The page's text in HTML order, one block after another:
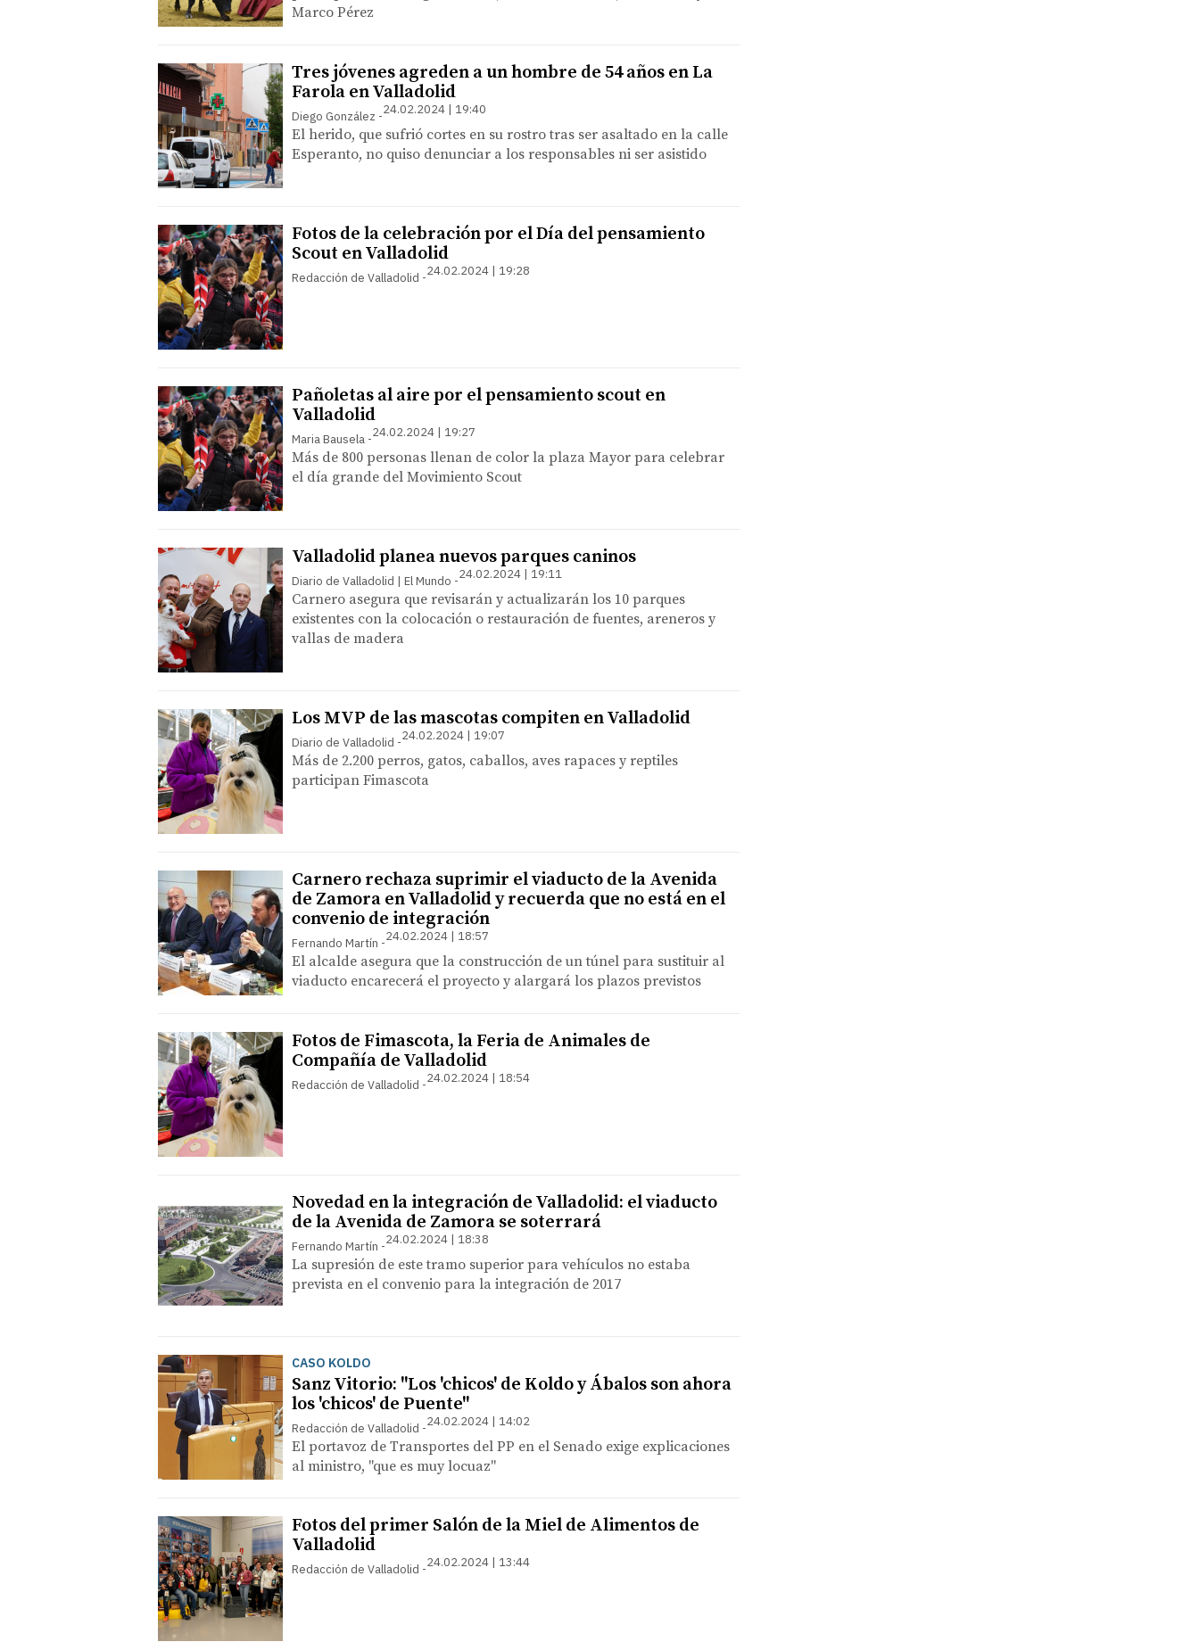
Marco Pérez
Tres jóvenes agreden a un hombre de 54 años en La
Farola en Valladolid
Diego González 24.02.2024 | 19:40
El herido, que sufrió cortes en su rostro tras ser asaltado en la calle
Esperanto, no quiso denunciar a los responsables ni ser asistido
Fotos de la celebración por el Día del pensamiento
Scout en Valladolid
Redacción de Valladolid 24.02.2024 | 19:28
Pañoletas al aire por el pensamiento scout en
Valladolid
Maria Bausela 24.02.2024 | 19:27
Más de 800 personas llenan de color la plaza Mayor para celebrar
el día grande del Movimiento Scout
Valladolid planea nuevos parques caninos
Diario de Valladolid | El Mundo 24.02.2024 | 19:11
Carnero asegura que revisarán y actualizarán los 10 parques
existentes con la colocación o restauración de fuentes, areneros y
vallas de madera
Los MVP de las mascotas compiten en Valladolid
Diario de Valladolid 24.02.2024 | 19:07
Más de 2.200 perros, gatos, caballos, aves rapaces y reptiles
participan Fimascota
Carnero rechaza suprimir el viaducto de la Avenida
de Zamora en Valladolid y recuerda que no está en el
convenio de integración
Fernando Martín 24.02.2024 | 18:57
El alcalde asegura que la construcción de un túnel para sustituir al
viaducto encarecerá el proyecto y alargará los plazos previstos
Fotos de Fimascota, la Feria de Animales de
Compañía de Valladolid
Redacción de Valladolid 24.02.2024 | 18:54
Novedad en la integración de Valladolid: el viaducto
de la Avenida de Zamora se soterrará
Fernando Martín 24.02.2024 | 18:38
La supresión de este tramo superior para vehículos no estaba
prevista en el convenio para la integración de 2017
CASO KOLDO
Sanz Vitorio: "Los 'chicos' de Koldo y Ábalos son ahora
los 'chicos' de Puente"
Redacción de Valladolid 24.02.2024 | 14:02
El portavoz de Transportes del PP en el Senado exige explicaciones
al ministro, "que es muy locuaz"
Fotos del primer Salón de la Miel de Alimentos de
Valladolid
Redacción de Valladolid 24.02.2024 | 13:44